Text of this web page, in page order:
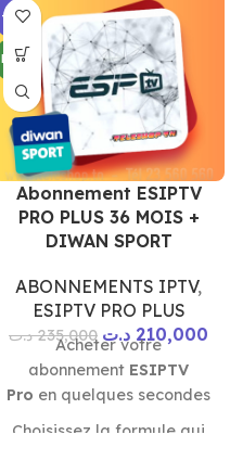
-11%
NEW
Abonnement ESIPTV
PRO PLUS 36 MOIS +
DIWAN SPORT
ABONNEMENTS IPTV,
ESIPTV PRO PLUS
235,000 د.ت 210,000 د.ت
Acheter votre
abonnement ESIPTV
Pro en quelques secondes
Choisissez la formule qui